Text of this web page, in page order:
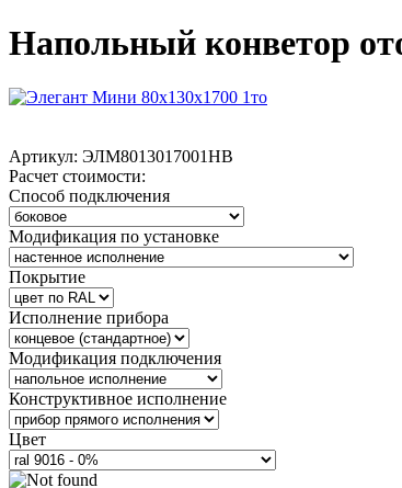
Напольный конветор
Артикул: ЭЛМ8013017001НВ
Расчет стоимости:
Способ подключения
Модификация по установке
Покрытие
Исполнение прибора
Модификация подключения
Конструктивное исполнение
Цвет